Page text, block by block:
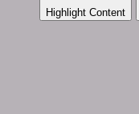
Highlight Content